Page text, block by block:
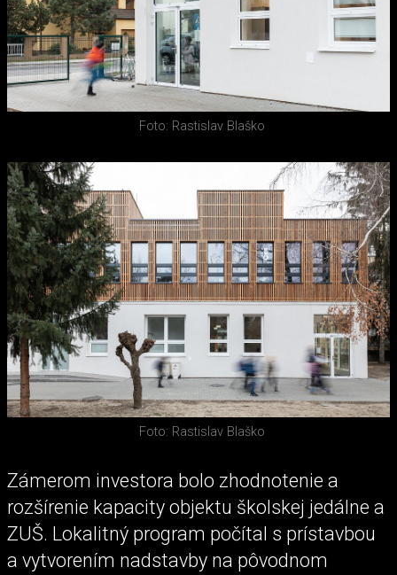
Foto: Rastislav Blaško
Foto: Rastislav Blaško
Zámerom investora bolo zhodnotenie a
rozšírenie kapacity objektu školskej jedálne a
ZUŠ. Lokalitný program počítal s prístavbou
a vytvorením nadstavby na pôvodnom